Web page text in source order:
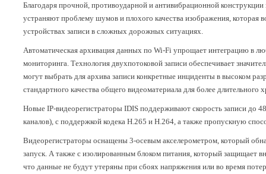
Благодаря прочной, противоударной и антивибрационной
устраняют проблему шумов и плохого качества изображения, которая
устройствах записи в сложных дорожных ситуациях.
Автоматическая архивация данных по Wi-Fi упрощает интеграцию в
мониторинга. Технология двухпотоковой записи обеспечивает
могут выбрать для архива записи конкретные инциденты в высоком
стандартного качества общего видеоматериала для более длительного
Новые IP-видеорегистраторы IDIS поддерживают скорость записи до
каналов), с поддержкой кодека H.265 и H.264, а также пропускную
Видеорегистраторы оснащены 3-осевым акселерометром, который
запуск. А также с изолированным блоком питания, который защищает
что данные не будут утеряны при сбоях напряжения или во время